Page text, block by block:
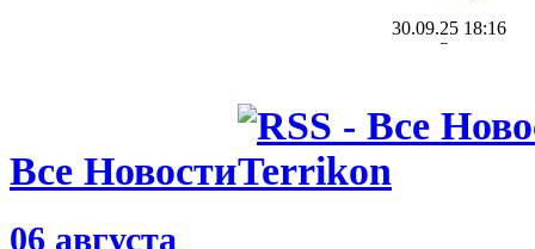
30.09.25 18:16
22.09.25 09:42
Оболонь
Все Новости
06 августа